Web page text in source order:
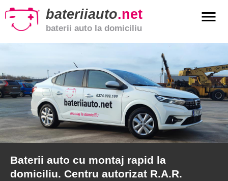
bateriiauto.net
baterii auto la domiciliu
menu
Baterii
moto
Baterii
de
camion
Baterii auto cu montaj rapid la
domiciliu. Centru autorizat R.A.R.